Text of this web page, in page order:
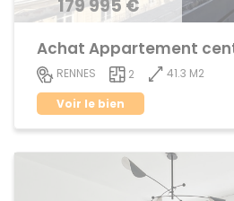
179 995 €
RENNES 2
41.3 M2
Voir le bien